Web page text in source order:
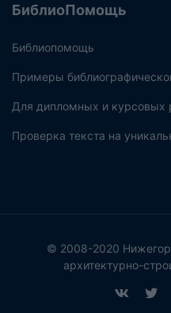
БиблиоПомощь
Библиопомощь
Примеры
Для дипломных и курсовых
Проверка текста на
© 2008-2020
архитектурно-